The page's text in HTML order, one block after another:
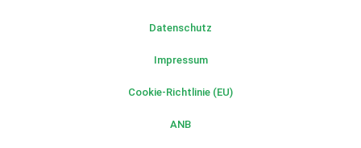
Datenschutz
Impressum
Cookie-Richtlinie (EU)
ANB